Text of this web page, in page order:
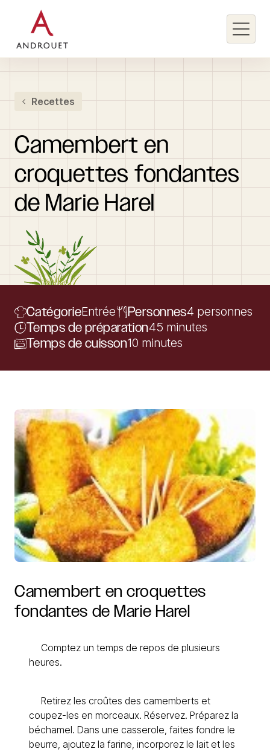
Rechercher un mot clé
Recettes
Camembert en
croquettes fondantes
de Marie Harel
CatégorieEntrée Personnes4 personnes
Temps de préparation45 minutes
Temps de cuisson10 minutes
Camembert en croquettes
fondantes de Marie Harel
Comptez un temps de repos de plusieurs
heures.
Retirez les croûtes des camemberts et
coupez-les en morceaux. Réservez. Préparez la
béchamel. Dans une casserole, faites fondre le
beurre, ajoutez la farine, incorporez le lait et les